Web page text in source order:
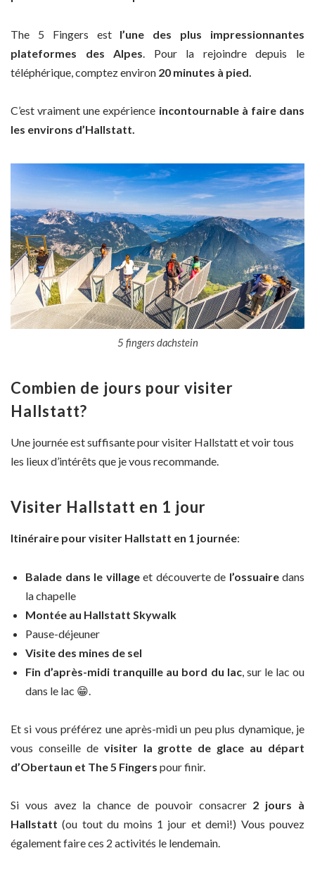
The 5 Fingers est l’une des plus impressionnantes
plateformes des Alpes . Pour la rejoindre depuis le
téléphérique, comptez environ 20 minutes à pied.
C’est vraiment une expérience incontournable à faire dans
les environs d’Hallstatt.
5 fingers dachstein
Combien de jours pour visiter
Hallstatt?
Une journée est suffisante pour visiter Hallstatt et voir tous
les lieux d’intérêts que je vous recommande.
Visiter Hallstatt en 1 jour
Itinéraire pour visiter Hallstatt en 1 journée:
Balade dans le villageet découverte de l’ossuairedans
la chapelle
Montée au Hallstatt Skywalk
Pause-déjeuner
Visite des mines de sel
Fin d’après-midi tranquille au bord du lac, sur le lac ou
dans le lac 😁.
Et si vous préférez une après-midi un peu plus dynamique, je
vous conseille devisiter la grotte de glace au départ
d’Obertaun et The 5 Fingers pour finir.
Si vous avez la chance de pouvoir consacrer 2 jours à
Hallstatt (ou tout du moins 1 jour et demi!) Vous pouvez
également faire ces 2 activités le lendemain.